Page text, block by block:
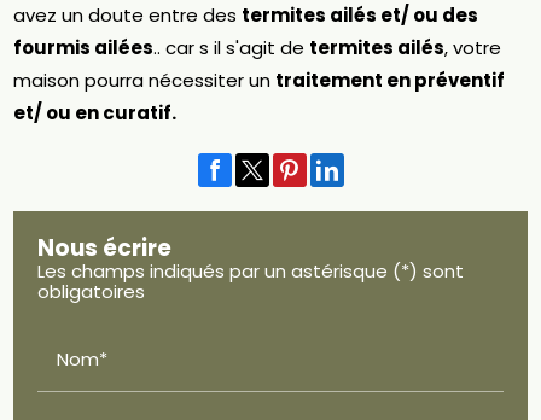
avez un doute entre des termites ailés et/ ou des
fourmis ailées.. car s il s'agit de termites ailés, votre
maison pourra nécessiter un traitement en préventif
et/ ou en curatif.
Nous écrire
Les champs indiqués par un astérisque (*) sont
obligatoires
Nom*